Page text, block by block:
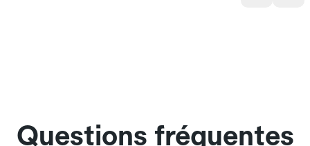
Questions fréquentes